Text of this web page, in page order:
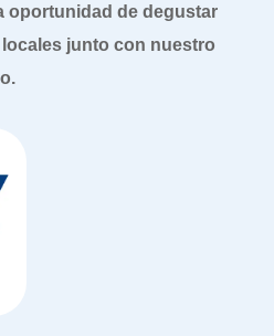
oportunidad de degustar
junto con nuestro